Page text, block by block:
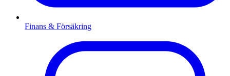
Finans & Försäkring